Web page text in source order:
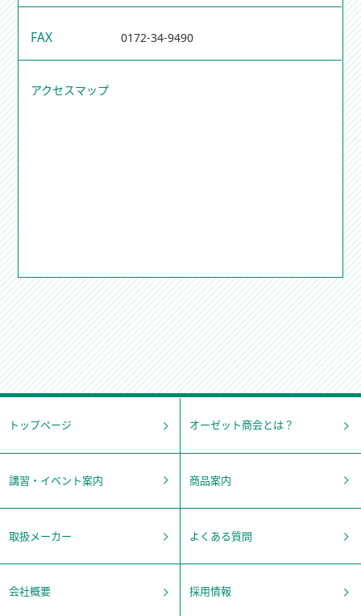
FAX 0172-34-9490
アクセスマップ
トップページ オーゼット商会とは？
講習・イベント案内 商品案内
取扱メーカー よくある質問
会社概要 採用情報